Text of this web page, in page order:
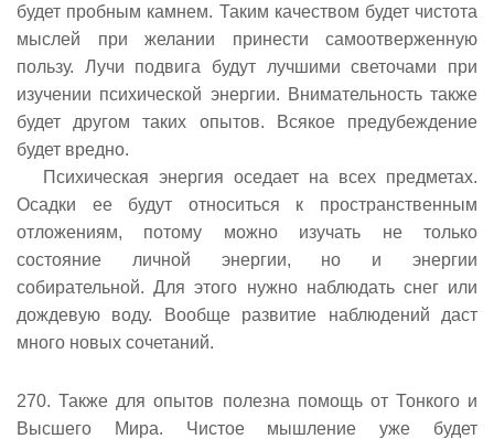
будет пробным камнем. Таким качеством будет чистота
мыслей при желании принести самоотверженную
пользу. Лучи подвига будут лучшими светочами при
изучении психической энергии. Внимательность также
будет другом таких опытов. Всякое предубеждение
будет вредно.
Психическая энергия оседает на всех предметах.
Осадки ее будут относиться к пространственным
отложениям, потому можно изучать не только
состояние личной энергии, но и энергии
собирательной. Для этого нужно наблюдать снег или
дождевую воду. Вообще развитие наблюдений даст
много новых сочетаний.
270. Также для опытов полезна помощь от Тонкого и
Высшего Мира. Чистое мышление уже будет